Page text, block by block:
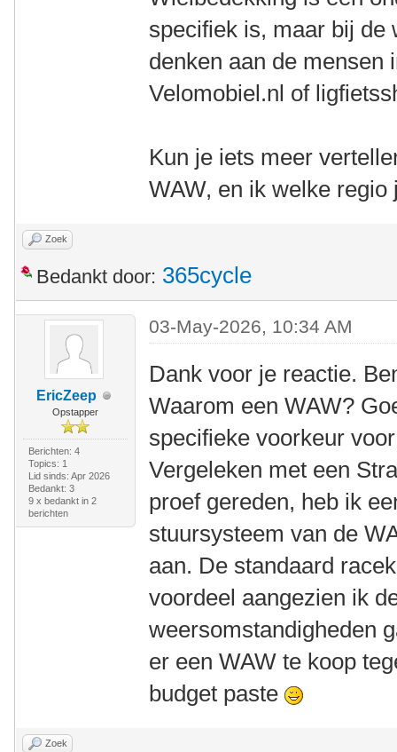
specifiek is, maar bij de
denken aan de mensen
Velomobiel.nl of
Kun je iets meer
WAW, en ik welke regio
Zoek
Bedankt door: 365cycle
EricZeep
Opstapper
Berichten: 4
Topics: 1
Lid sinds: Apr 2026
Bedankt: 3
9 x bedankt in 2
berichten
03-May-2026, 10:34 AM
Dank voor je reactie.
Waarom een WAW?
specifieke voorkeur
Vergeleken met een
proef gereden, heb ik
stuursysteem van de
aan. De standaard
voordeel aangezien ik
weersomstandigheden
er een WAW te koop
budget paste
Zoek